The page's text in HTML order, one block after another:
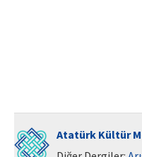
Atatürk Kültür